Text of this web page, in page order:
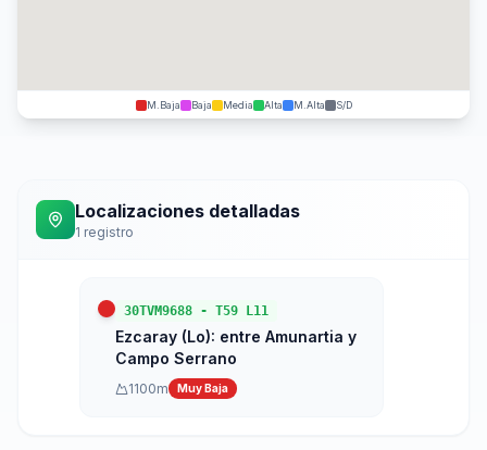
M.Baja Baja Media Alta M.Alta S/D
Localizaciones detalladas
1 registro
30TVM9688 - T59 L11
Ezcaray (Lo): entre Amunartia y
Campo Serrano
1100m Muy Baja